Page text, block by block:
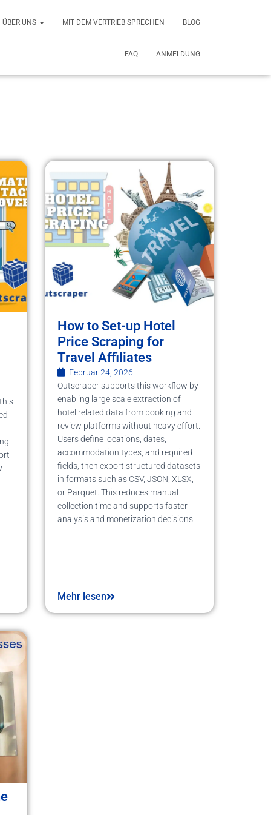
ÜBER UNS MIT DEM VERTRIEB SPRECHEN BLOG
FAQ ANMELDUNG
How to Set-up Hotel
Price Scraping for
Travel Affiliates
Februar 24, 2026
Outscraper supports this workflow by
enabling large scale extraction of
hotel related data from booking and
review platforms without heavy effort.
Users define locations, dates,
accommodation types, and required
fields, then export structured datasets
in formats such as CSV, JSON, XLSX,
or Parquet. This reduces manual
collection time and supports faster
analysis and monetization decisions.
Mehr lesen